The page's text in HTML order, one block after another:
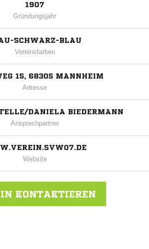
1907
Gründungsjahr
SCHWARZ-BLAU
Vereinsfarben
15, 68305 MANNHEIM
Adresse
DANIELA BIEDERMANN
Ansprechpartner
Website
KONTAKTIEREN